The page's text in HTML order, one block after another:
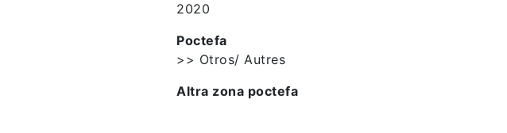
2020
Poctefa
>> Otros/ Autres
Altra zona poctefa